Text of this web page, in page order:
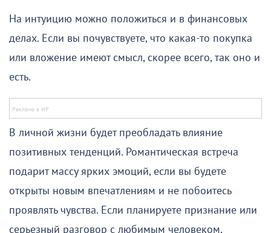
На интуицию можно положиться и в финансовых
делах. Если вы почувствуете, что какая-то покупка
или вложение имеют смысл, скорее всего, так оно и
есть.
В личной жизни будет преобладать влияние
позитивных тенденций. Романтическая встреча
подарит массу ярких эмоций, если вы будете
открыты новым впечатлениям и не побоитесь
проявлять чувства. Если планируете признание или
серьезный разговор с любимым человеком,